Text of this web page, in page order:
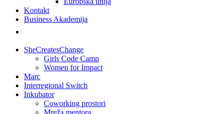
Kontakt
Business Akademija
SheCreatesChange
Girls Code Camp
Women for Impact
Marc
Interregional Switch
Inkubator
Coworking prostori
Mreža mentora